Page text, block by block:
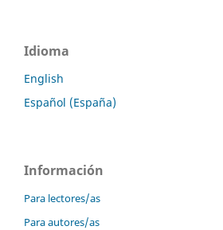
Idioma
English
Español (España)
Información
Para lectores/as
Para autores/as